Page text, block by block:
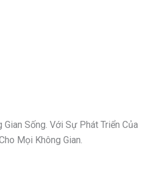
Sống. Với Sự Phát Triển Của
Mọi Không Gian.